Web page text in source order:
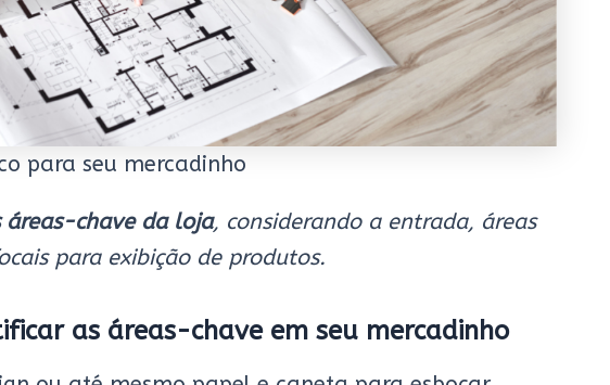
para seu mercadinho
áreas-chave da loja, considerando a entrada, áreas
para exibição de produtos.
as áreas-chave em seu mercadinho